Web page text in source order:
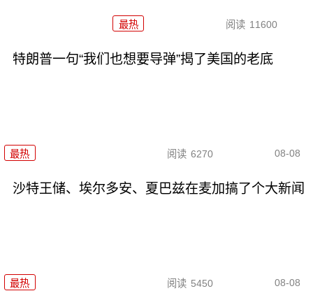
最热 阅读 11600
特朗普一句“我们也想要导弹”揭了美国的老底
最热 阅读 6270 08-08
沙特王储、埃尔多安、夏巴兹在麦加搞了个大新闻
最热 阅读 5450 08-08